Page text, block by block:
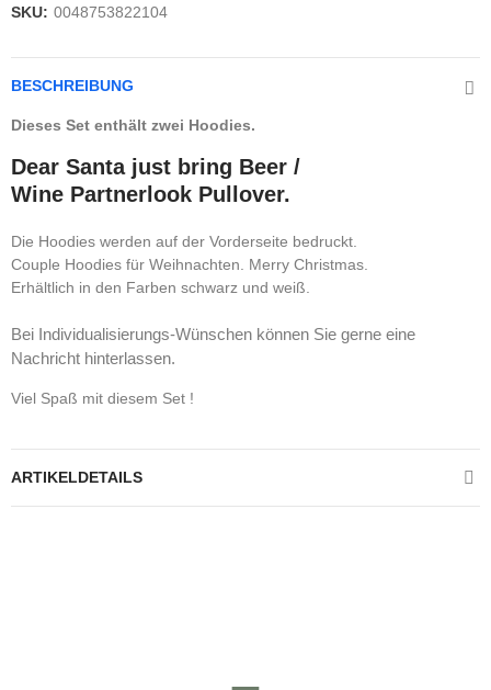
SKU: 0048753822104
BESCHREIBUNG
Dieses Set enthält zwei Hoodies.
Dear Santa just bring Beer /
Wine Partnerlook Pullover.
Die Hoodies werden auf der Vorderseite bedruckt.
Couple Hoodies für Weihnachten. Merry Christmas.
Erhältlich in den Farben schwarz und weiß.
Bei Individualisierungs-Wünschen können Sie gerne eine
Nachricht hinterlassen.
Viel Spaß mit diesem Set !
ARTIKELDETAILS